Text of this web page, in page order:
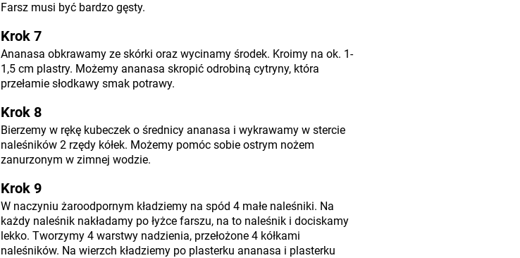
Farsz musi być bardzo gęsty.
Krok 7
Ananasa obkrawamy ze skórki oraz wycinamy środek. Kroimy na ok. 1-
1,5 cm plastry. Możemy ananasa skropić odrobiną cytryny, która
przełamie słodkawy smak potrawy.
Krok 8
Bierzemy w rękę kubeczek o średnicy ananasa i wykrawamy w stercie
naleśników 2 rzędy kółek. Możemy pomóc sobie ostrym nożem
zanurzonym w zimnej wodzie.
Krok 9
W naczyniu żaroodpornym kładziemy na spód 4 małe naleśniki. Na
każdy naleśnik nakładamy po łyżce farszu, na to naleśnik i dociskamy
lekko. Tworzymy 4 warstwy nadzienia, przełożone 4 kółkami
naleśników. Na wierzch kładziemy po plasterku ananasa i plasterku